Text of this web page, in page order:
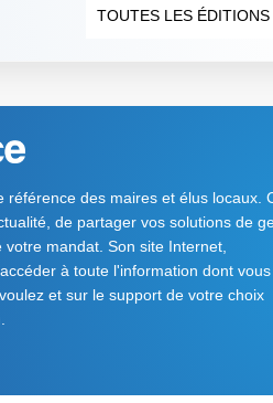
TOUTES LES ÉDITIONS
référence des maires et élus locaux.
de partager vos solutions de
mandat. Son site Internet,
à toute l'information dont
et sur le support de votre choix